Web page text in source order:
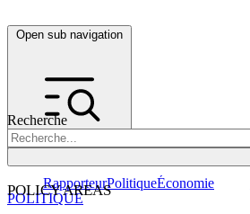
Open sub navigation
Recherche
POLICY AREAS
RapporteurPolitiqueÉconomie
POLITIQUE